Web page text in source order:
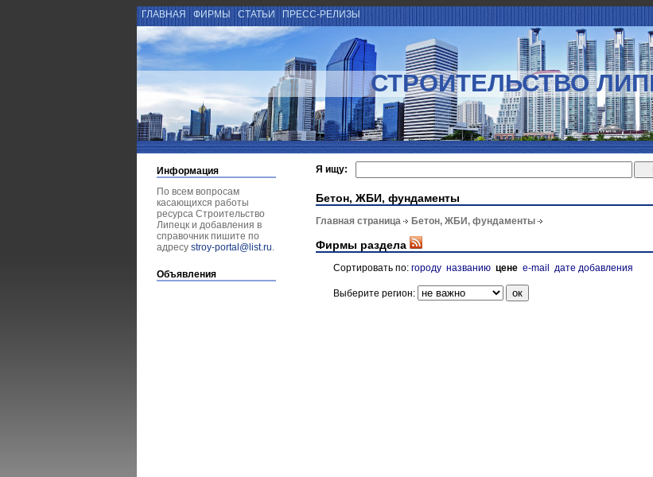
ГЛАВНАЯ ФИРМЫ СТАТЬИ ПРЕСС-РЕЛИЗЫ
СТРОИТЕЛЬСТВО
Информация
По всем вопросам
касающихся работы
ресурса Строительство
Липецк и добавления в
справочник пишите по
адресу stroy-portal@list.ru.
Объявления
Я ищу:
Бетон, ЖБИ, фундаменты
Главная страница Бетон, ЖБИ, фундаменты
Фирмы раздела
Сортировать по: городу названию цене e-mail дате добавления
Выберите регион: